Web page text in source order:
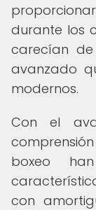
durante los
carecían
avanzado
modernos.
Con el
boxeo
con